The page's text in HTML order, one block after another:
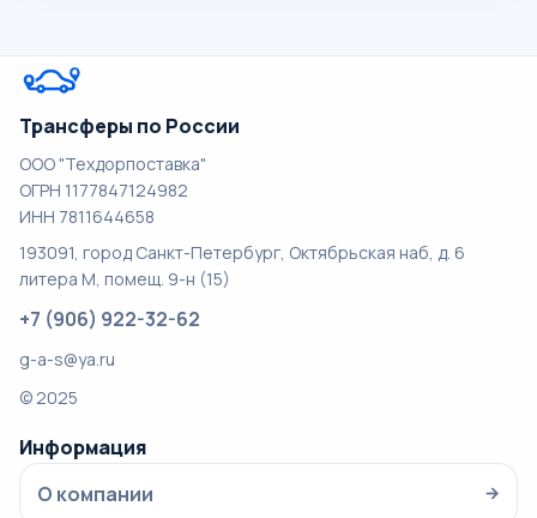
Трансферы по России
ООО "Техдорпоставка"
ОГРН 1177847124982
ИНН 7811644658
193091, город Санкт-Петербург, Октябрьская наб, д. 6
литера М, помещ. 9-н (15)
+7 (906) 922-32-62
g-a-s@ya.ru
© 2025
Информация
О компании
→